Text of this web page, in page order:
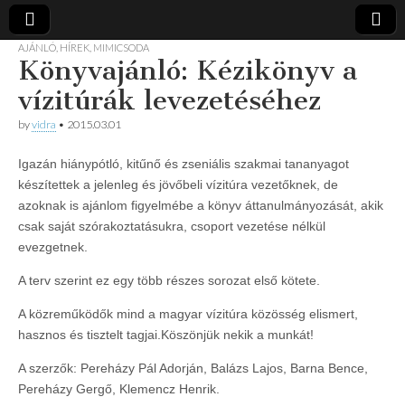
Vidra
Vízitúra
… vízitúra
szervezés,
vadvíz,
kajakoktatás,
kajak-kenu
vidraságok…
AJÁNLÓ HÍREK MIMICSODA
Könyvajánló: Kézikönyv a
vízitúrák levezetéséhez
byvidra • 2015.03.01
Igazán hiánypótló, kitűnő és zseniális szakmai tananyagot
készítettek a jelenleg és jövőbeli vízitúra vezetőknek, de
azoknak is ajánlom figyelmébe a könyv áttanulmányozását, akik
csak saját szórakoztatásukra, csoport vezetése nélkül
evezgetnek.
A terv szerint ez egy több részes sorozat első kötete.
A közreműködők mind a magyar vízitúra közösség elismert,
hasznos és tisztelt tagjai.Köszönjük nekik a munkát!
A szerzők: Pereházy Pál Adorján, Balázs Lajos, Barna Bence,
Pereházy Gergő, Klemencz Henrik.